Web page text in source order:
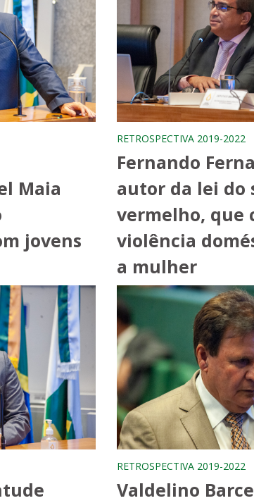
Maia
jovens
RETROSPECTIVA 2019-2022
Fernando
autor da lei do
vermelho, que
violência
a mulher
RETROSPECTIVA 2019-2022
Valdelino